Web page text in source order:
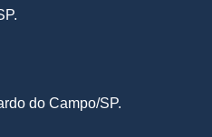
do Campo/SP.